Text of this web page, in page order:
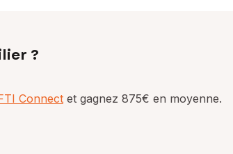
?
Connect et gagnez 875€ en moyenne.